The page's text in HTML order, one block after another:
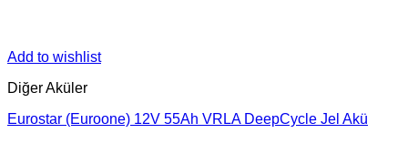
Add to wishlist
Diğer Aküler
Eurostar (Euroone) 12V 55Ah VRLA DeepCycle Jel Akü